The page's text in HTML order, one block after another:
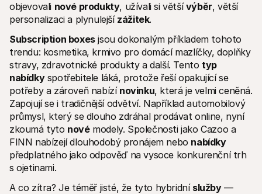
objevovali nové produkty, užívali si větší výběr, větší
personalizaci a plynulejší zážitek.
Subscription boxes jsou dokonalým příkladem tohoto
trendu: kosmetika, krmivo pro domácí mazlíčky, doplňky
stravy, zdravotnické produkty a další. Tento typ
nabídky spotřebitele láká, protože řeší opakující se
potřeby a zároveň nabízí novinku, která je velmi ceněná.
Zapojují se i tradičnější odvětví. Například automobilový
průmysl, který se dlouho zdráhal prodávat online, nyní
zkoumá tyto nové modely. Společnosti jako Cazoo a
FINN nabízejí dlouhodobý pronájem nebo nabídky
předplatného jako odpověď na vysoce konkurenční trh
s ojetinami.
A co zítra? Je téměř jisté, že tyto hybridní služby —